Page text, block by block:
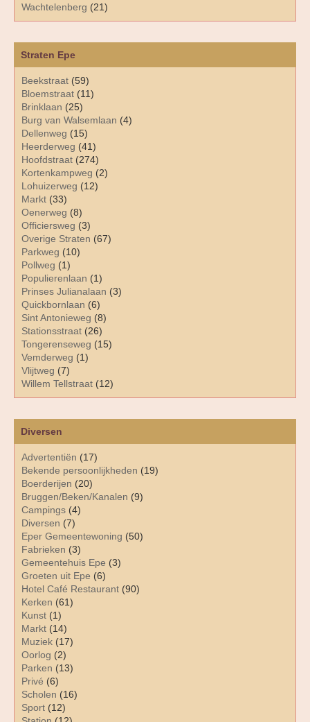
Diversen
Advertentiën (17)
Bekende persoonlijkheden (19)
Boerderijen (20)
Bruggen/Beken/Kanalen (9)
Campings (4)
Diversen (7)
Eper Gemeentewoning (50)
Fabrieken (3)
Gemeentehuis Epe (3)
Groeten uit Epe (6)
Hotel Café Restaurant (90)
Kerken (61)
Kunst (1)
Markt (14)
Muziek (17)
Oorlog (2)
Parken (13)
Privé (6)
Scholen (16)
Sport (12)
Straten Epe
Beekstraat (59)
Bloemstraat (11)
Brinklaan (25)
Burg van Walsemlaan (4)
Dellenweg (15)
Heerderweg (41)
Hoofdstraat (274)
Kortenkampweg (2)
Lohuizerweg (12)
Markt (33)
Oenerweg (8)
Officiersweg (3)
Overige Straten (67)
Parkweg (10)
Pollweg (1)
Populierenlaan (1)
Prinses Julianalaan (3)
Quickbornlaan (6)
Sint Antonieweg (8)
Stationsstraat (26)
Tongerenseweg (15)
Vemderweg (1)
Vlijtweg (7)
Willem Tellstraat (12)
Wachtelenberg (21)